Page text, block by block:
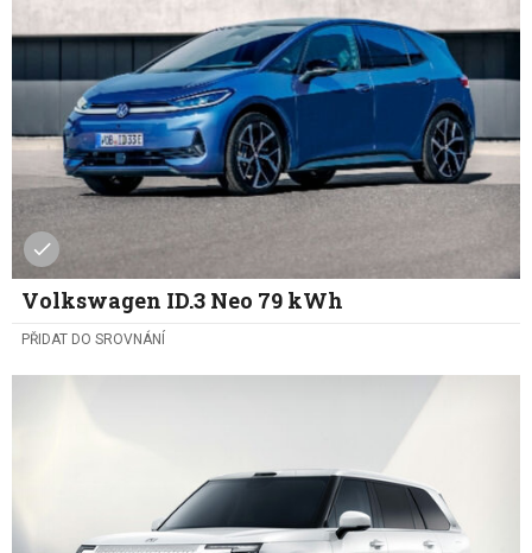
Volkswagen ID.3 Neo 79 kWh
PŘIDAT DO SROVNÁNÍ